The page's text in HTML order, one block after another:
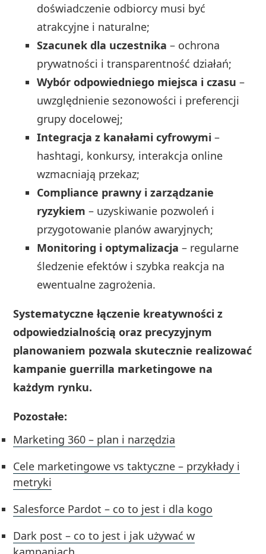
doświadczenie odbiorcy musi być
atrakcyjne i naturalne;
Szacunek dla uczestnika – ochrona
prywatności i transparentność działań;
Wybór odpowiedniego miejsca i czasu –
uwzględnienie sezonowości i preferencji
grupy docelowej;
Integracja z kanałami cyfrowymi –
hashtagi, konkursy, interakcja online
wzmacniają przekaz;
Compliance prawny i zarządzanie
ryzykiem – uzyskiwanie pozwoleń i
przygotowanie planów awaryjnych;
Monitoring i optymalizacja – regularne
śledzenie efektów i szybka reakcja na
ewentualne zagrożenia.
Systematyczne łączenie kreatywności z
odpowiedzialnością oraz precyzyjnym
planowaniem pozwala skutecznie realizować
kampanie guerrilla marketingowe na
każdym rynku.
Pozostałe:
Marketing 360 – plan i narzędzia
Cele marketingowe vs taktyczne – przykłady i
metryki
Salesforce Pardot – co to jest i dla kogo
Dark post – co to jest i jak używać w